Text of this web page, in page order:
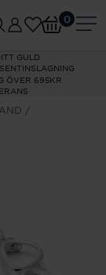
GULD
ÖVER 695KR
0